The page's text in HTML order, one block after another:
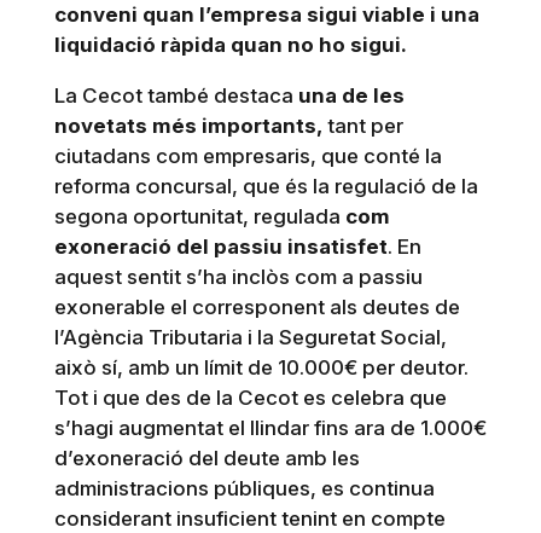
conveni quan l’empresa sigui viable i una
liquidació ràpida quan no ho sigui.
La Cecot també destaca una de les
novetats més importants, tant per
ciutadans com empresaris, que conté la
reforma concursal, que és la regulació de la
segona oportunitat, regulada com
exoneració del passiu insatisfet. En
aquest sentit s’ha inclòs com a passiu
exonerable el corresponent als deutes de
l’Agència Tributaria i la Seguretat Social,
això sí, amb un límit de 10.000€ per deutor.
Tot i que des de la Cecot es celebra que
s’hagi augmentat el llindar fins ara de 1.000€
d’exoneració del deute amb les
administracions públiques, es continua
considerant insuficient tenint en compte